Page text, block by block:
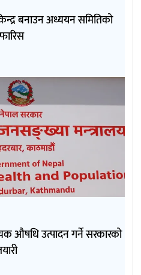
बनाउन अध्ययन समितिको
औषधि उत्पादन गर्ने सरकारको